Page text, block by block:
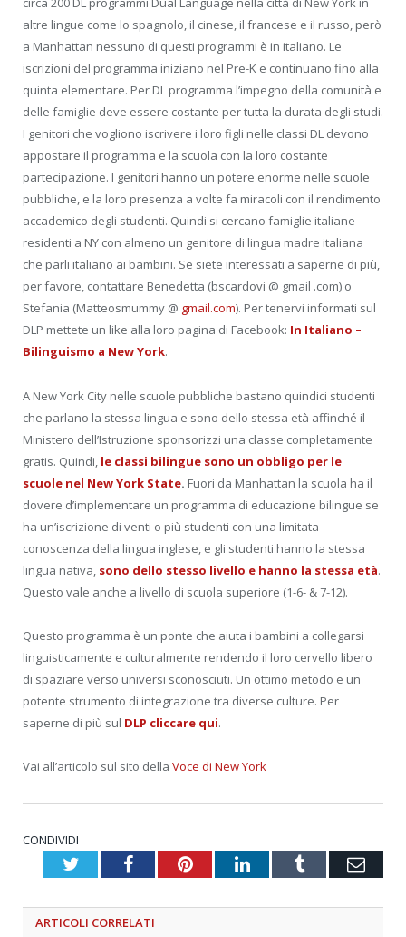
altre lingue come lo spagnolo, il cinese, il francese e il russo, però
a Manhattan nessuno di questi programmi è in italiano. Le
iscrizioni del programma iniziano nel Pre-K e continuano fino alla
quinta elementare. Per DL programma l’impegno della comunità e
delle famiglie deve essere costante per tutta la durata degli studi.
I genitori che vogliono iscrivere i loro figli nelle classi DL devono
appostare il programma e la scuola con la loro costante
partecipazione. I genitori hanno un potere enorme nelle scuole
pubbliche, e la loro presenza a volte fa miracoli con il rendimento
accademico degli studenti. Quindi si cercano famiglie italiane
residenti a NY con almeno un genitore di lingua madre italiana
che parli italiano ai bambini. Se siete interessati a saperne di più,
per favore, contattare Benedetta (bscardovi @ gmail .com) o
Stefania (Matteosmummy @ gmail.com). Per tenervi informati sul
DLP mettete un like alla loro pagina di Facebook: In Italiano –
Bilinguismo a New York.
A New York City nelle scuole pubbliche bastano quindici studenti
che parlano la stessa lingua e sono dello stessa età affinché il
Ministero dell’Istruzione sponsorizzi una classe completamente
gratis. Quindi, le classi bilingue sono un obbligo per le
scuole nel New York State. Fuori da Manhattan la scuola ha il
dovere d’implementare un programma di educazione bilingue se
ha un’iscrizione di venti o più studenti con una limitata
conoscenza della lingua inglese, e gli studenti hanno la stessa
lingua nativa, sono dello stesso livello e hanno la stessa età.
Questo vale anche a livello di scuola superiore (1-6- & 7-12).
Questo programma è un ponte che aiuta i bambini a collegarsi
linguisticamente e culturalmente rendendo il loro cervello libero
di spaziare verso universi sconosciuti. Un ottimo metodo e un
potente strumento di integrazione tra diverse culture. Per
saperne di più sul DLP cliccare qui.
Vai all’articolo sul sito della Voce di New York
CONDIVIDI
TwitterFacebookPinterestLinkedInTumblr
ARTICOLI CORRELATI